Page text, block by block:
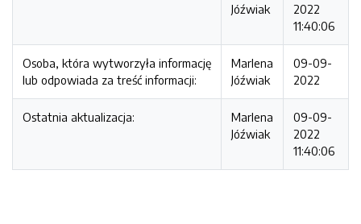
Jóźwiak
2022
11:40:06
Osoba, która wytworzyła informację
lub odpowiada za treść informacji:
Marlena
Jóźwiak
09-09-
2022
Ostatnia aktualizacja:
Marlena
Jóźwiak
09-09-
2022
11:40:06